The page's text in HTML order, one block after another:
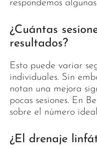
respondemos
¿Cuántas
resultados?
Esto puede variar
individuales. Sin
notan una mejora
pocas sesiones. En
sobre el número
¿El drenaje